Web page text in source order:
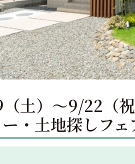
土）～9/22（
・土地探しフェ